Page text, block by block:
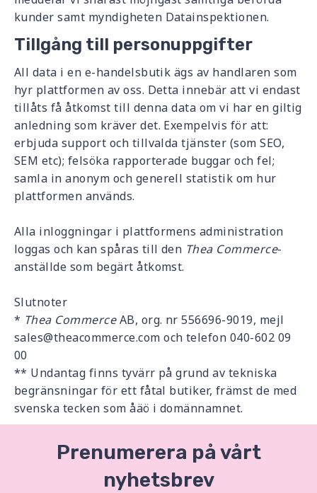
kunder samt myndigheten Datainspektionen.
Tillgång till personuppgifter
All data i en e-handelsbutik ägs av handlaren som
hyr plattformen av oss. Detta innebär att vi endast
tillåts få åtkomst till denna data om vi har en giltig
anledning som kräver det. Exempelvis för att:
erbjuda support och tillvalda tjänster (som SEO,
SEM etc); felsöka rapporterade buggar och fel;
samla in anonym och generell statistik om hur
plattformen används.
Alla inloggningar i plattformens administration
loggas och kan spåras till den Thea Commerce-
anställde som begärt åtkomst.
Slutnoter
* Thea CommerceAB, org. nr 556696-9019, mejl
sales@theacommerce.com och telefon 040-602 09
00
** Undantag finns tyvärr på grund av tekniska
begränsningar för ett fåtal butiker, främst de med
svenska tecken som åäö i domännamnet.
Prenumerera på vårt
nyhetsbrev